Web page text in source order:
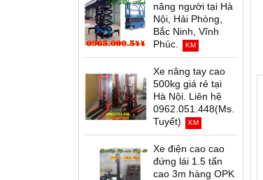
nâng người tại Hà
Nội, Hải Phòng,
Bắc Ninh, Vĩnh
Phúc.
KM
Xe nâng tay cao
500kg giá rẻ tại
Hà Nội. Liên hệ
0962.051.448(Ms.
Tuyết)
KM
Xe điện cao cao
đứng lái 1.5 tấn
cao 3m hàng OPK